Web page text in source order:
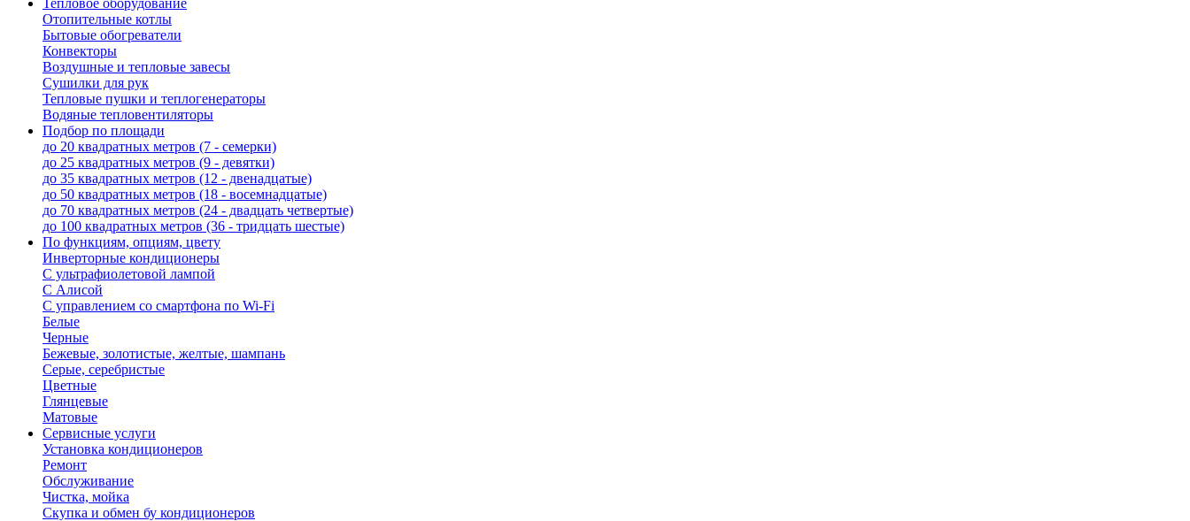
Тепловое оборудование
Отопительные котлы
Бытовые обогреватели
Конвекторы
Воздушные и тепловые завесы
Сушилки для рук
Тепловые пушки и теплогенераторы
Водяные тепловентиляторы
Подбор по площади
до 20 квадратных метров (7 - семерки)
до 25 квадратных метров (9 - девятки)
до 35 квадратных метров (12 - двенадцатые)
до 50 квадратных метров (18 - восемнадцатые)
до 70 квадратных метров (24 - двадцать четвертые)
до 100 квадратных метров (36 - тридцать шестые)
По функциям, опциям, цвету
Инверторные кондиционеры
С ультрафиолетовой лампой
С Алисой
С управлением со смартфона по Wi-Fi
Белые
Черные
Бежевые, золотистые, желтые, шампань
Серые, серебристые
Цветные
Глянцевые
Матовые
Сервисные услуги
Установка кондиционеров
Ремонт
Обслуживание
Чистка, мойка
Скупка и обмен бу кондиционеров